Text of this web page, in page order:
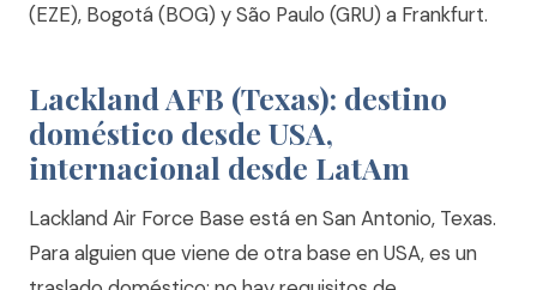
(EZE), Bogotá (BOG) y São Paulo (GRU) a Frankfurt.
Lackland AFB (Texas): destino
doméstico desde USA,
internacional desde LatAm
Lackland Air Force Base está en San Antonio, Texas.
Para alguien que viene de otra base en USA, es un